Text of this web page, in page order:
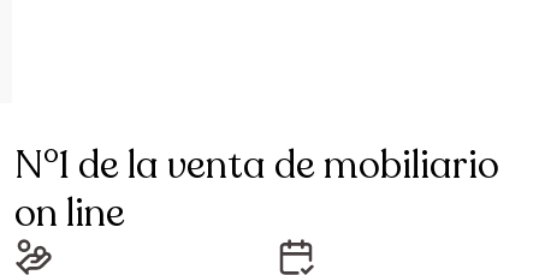
N°1 de la venta de mobiliario
on line